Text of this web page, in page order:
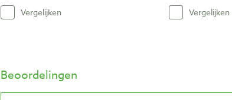
Vergelijken
Vergelijken
Beoordelingen